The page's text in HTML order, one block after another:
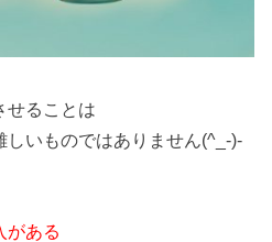
せることは
いものではありません(^_-)-
がある